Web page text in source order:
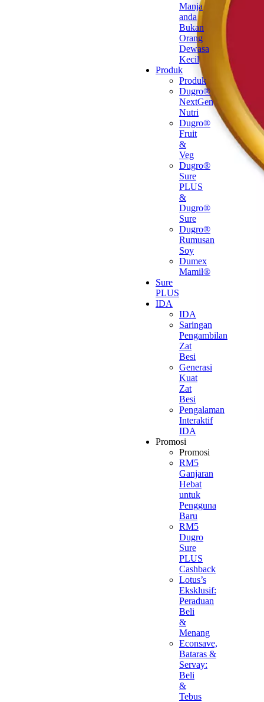
Manja
anda
Bukan
Orang
Dewasa
Kecil
Produk
Produk
Dugro®
NextGen
Nutri
Dugro®
Fruit
&
Veg
Dugro®
Sure
PLUS
&
Dugro®
Sure
Dugro®
Rumusan
Soy
Dumex
Mamil®
Sure
PLUS
IDA
IDA
Saringan
Pengambilan
Zat
Besi
Generasi
Kuat
Zat
Besi
Pengalaman
Interaktif
IDA
Promosi
Promosi
RM5
Ganjaran
Hebat
untuk
Pengguna
Baru
RM5
Dugro
Sure
PLUS
Cashback
Lotus’s
Eksklusif:
Peraduan
Beli
&
Menang
Econsave,
Bataras &
Servay:
Beli
&
Tebus